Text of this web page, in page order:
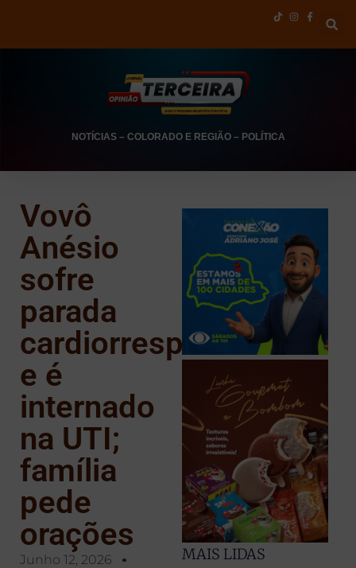
NOTÍCIAS– COLORADO E REGIÃO– POLÍTICA
Vovô
Anésio
sofre
parada
cardiorrespiratória
e é
internado
na UTI;
família
pede
orações
Junho 12, 2026
MAIS LIDAS